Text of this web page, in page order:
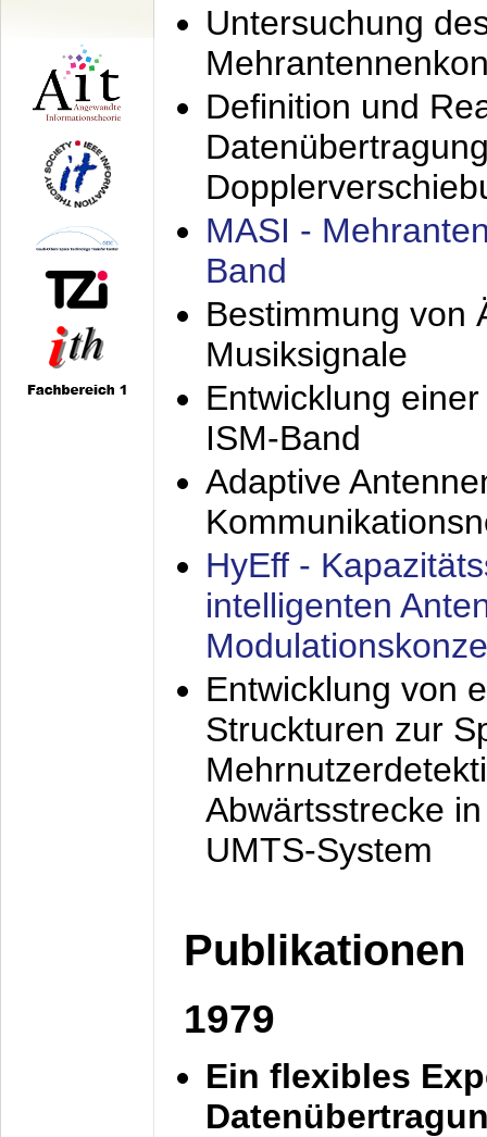
Untersuchung
Definition und
MASI -
Band
Bestimmung von
Musiksignale
Entwicklung
ISM-Band
Adaptive
HyEff -
intelligenten
Entwicklung von
Struckturen zur
Abwärtsstrecke
UMTS-System
Publikationen
1979
Ein flexibles